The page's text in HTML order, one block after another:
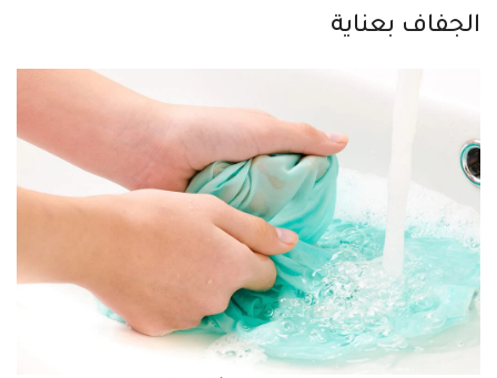
الجفاف بعناية